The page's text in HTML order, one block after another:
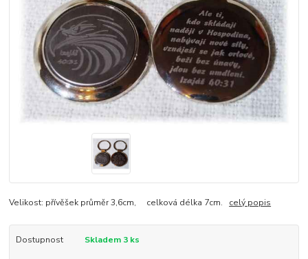
Velikost: přívěšek průměr 3,6cm, celková délka 7cm. celý popis
Dostupnost Skladem 3 ks